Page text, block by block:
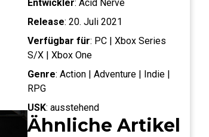
Entwickler: Acid Nerve
Release: 20. Juli 2021
Verfügbar für: PC | Xbox Series
S/X | Xbox One
Genre: Action | Adventure | Indie |
RPG
USK: ausstehend
Ähnliche Artikel